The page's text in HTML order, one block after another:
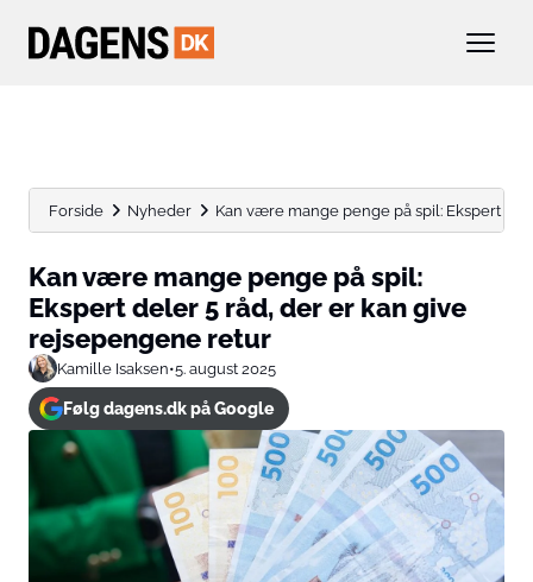
Forside Nyheder Kan være mange penge på spil: Ekspert
Kan være mange penge på spil:
Ekspert deler 5 råd, der er kan give
rejsepengene retur
Kamille Isaksen•5. august 2025
Følg dagens.dk på Google